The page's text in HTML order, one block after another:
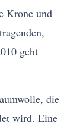
Krone und
geht
die
wird. Eine